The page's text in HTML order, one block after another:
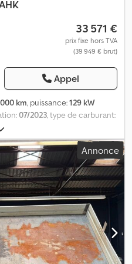
33 571 €
prix fixe hors TVA
(39 949 € brut)
Appel
km, puissance:129 kW
07/2023, type de carburant:
6, nombre de sièges:3,
totale:2 200 mm
, hauteur
de chargement:4 200 mm,
2 150 mm, Équipement:
, Un Fuso Canter 7C18, un
côtés, en excellent état,
mondialement reconnu, est mis
état ! * Véhicule allemand *
* Entretien régulier (carnet
Équipement : * Nouveau
Annonce